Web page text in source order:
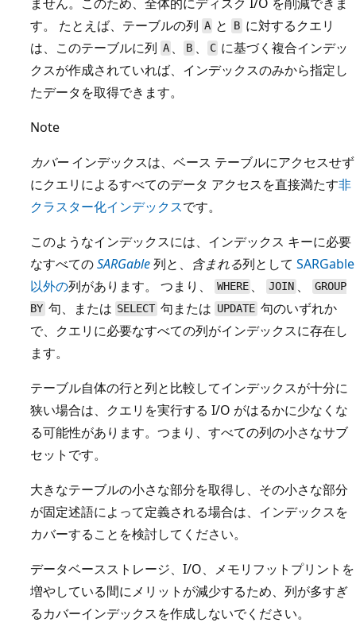
す。 たとえば、テーブルの列 A と Bに対するクエリ
は、このテーブルに列 A 、 B、 C に基づく複合インデッ
クスが作成されていれば、インデックスのみから指定し
たデータを取得できます。
Note
カバーインデックスは、ベース テーブルにアクセスせず
にクエリによるすべてのデータ アクセスを直接満たす非
クラスター化インデックスです。
このようなインデックスには、インデックス キーに必要
なすべてのSARGable列と、 含まれる列として SARGable
以外の列があります。 つまり、 WHERE 、JOIN、
GROUP
BY 句、または SELECT 句または UPDATE 句のいずれか
で、クエリに必要なすべての列がインデックスに存在し
ます。
テーブル自体の行と列と比較してインデックスが十分に
狭い場合は、クエリを実行する I/O がはるかに少なくな
る可能性があります。つまり、すべての列の小さなサブ
セットです。
大きなテーブルの小さな部分を取得し、その小さな部分
が固定述語によって定義される場合は、インデックスを
カバーすることを検討してください。
データベースストレージ、I/O、メモリフットプリントを
増やしている間にメリットが減少するため、列が多すぎ
るカバーインデックスを作成しないでください。